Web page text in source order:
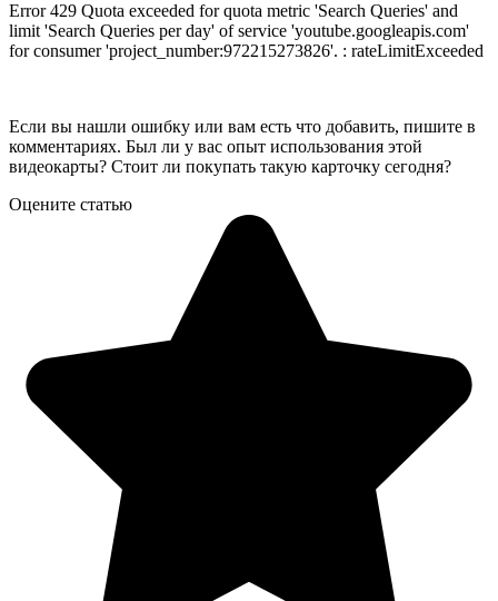
Error 429 Quota exceeded for quota metric 'Search Queries' and
limit 'Search Queries per day' of service 'youtube.googleapis.com'
for consumer 'project_number:972215273826'. : rateLimitExceeded
Если вы нашли ошибку или вам есть что добавить, пишите в
комментариях. Был ли у вас опыт использования этой
видеокарты? Стоит ли покупать такую карточку сегодня?
Оцените статью